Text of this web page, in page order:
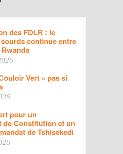
des FDLR : le
continue entre
Vert » pas si
pour un
de Constitution et un
de Tshisekedi